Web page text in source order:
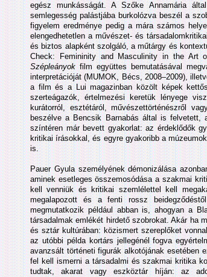
egész munkásságát. A Szőke Annamária
semlegesség palástjába burkolózva beszél a
figyelem eredménye pedig a mára számos
elengedhetetlen a művészet- és
és biztos alapként szolgáló, a műtárgy és
Check: Femininity and Masculinity in the Art
Szépleányokfilm együttes bemutatásával
interpretációját (MUMOK, Bécs, 2008–2009),
a film és a Lui magazinban közölt képek
szerteágazók, értelmezési keretük lényege
kurátorról, esztétáról, művészettörténészről
beszélve a Bencsik Barnabás által is felvetett,
színtéren már bevett gyakorlat: az érdeklődők
kritikai írásokkal, és egyre gyakoribb a
is.
Pauer Gyula személyének démonizálása
aminek esetleges összemosódása a szakmai
kell venniük és kritikai szemlélettel kell
megalapozott és a fenti rossz
megmutatkozik például abban is, ahogyan a
társadalmak emlékét hirdető szobrokat. Akár ha
és sztár kultúrában: közismert szereplőket
az utóbbi példa kortárs jellegénél fogva
avanzsált történeti figurák alkotójának esetében
fel kell ismerni a társadalmi és szakmai kritika
tudtak, akarat vagy eszköztár híján: az